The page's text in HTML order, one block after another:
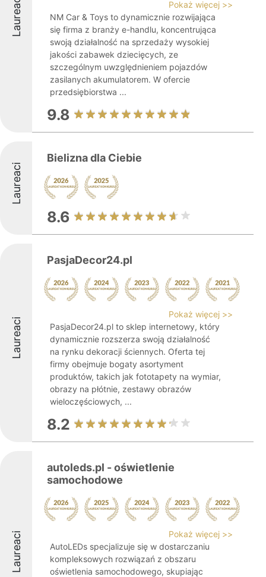
Laureaci
Pokaż więcej >>
NM Car & Toys to dynamicznie rozwijająca
się firma z branży e-handlu, koncentrująca
swoją działalność na sprzedaży wysokiej
jakości zabawek dziecięcych, ze
szczególnym uwzględnieniem pojazdów
zasilanych akumulatorem. W ofercie
przedsiębiorstwa ...
9.8
Laureaci
Bielizna dla Ciebie
8.6
Laureaci
PasjaDecor24.pl
Pokaż więcej >>
PasjaDecor24.pl to sklep internetowy, który
dynamicznie rozszerza swoją działalność
na rynku dekoracji ściennych. Oferta tej
firmy obejmuje bogaty asortyment
produktów, takich jak fototapety na wymiar,
obrazy na płótnie, zestawy obrazów
wieloczęściowych, ...
8.2
Laureaci
autoleds.pl - oświetlenie
samochodowe
Pokaż więcej >>
AutoLEDs specjalizuje się w dostarczaniu
kompleksowych rozwiązań z obszaru
oświetlenia samochodowego, skupiając